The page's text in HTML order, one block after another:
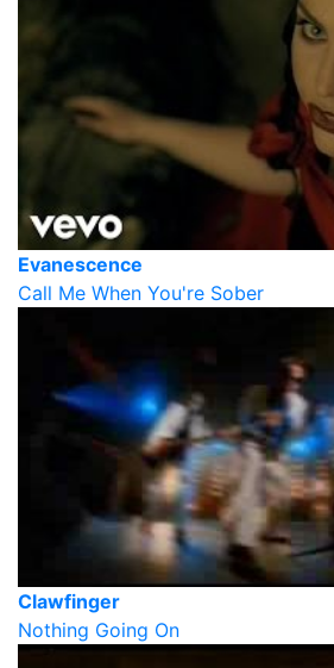
Evanescence
Call Me When You're Sober
Clawfinger
Nothing Going On